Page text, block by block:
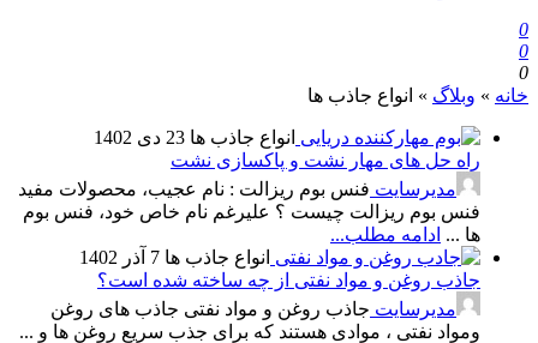
0
0
0
خانه » وبلاگ » انواع جاذب ها
انواع جاذب ها 23 دی 1402
راه حل های مهار نشت و پاکسازی نشت
مدیرسایت فنس بوم ریزالت : نام عجیب، محصولات مفید
فنس بوم ریزالت چیست ؟ علیرغم نام خاص خود، فنس بوم
ها ... ادامه مطلب...
انواع جاذب ها 7 آذر 1402
جاذب روغن و مواد نفتی از چه ساخته شده است؟
مدیرسایت جاذب روغن و مواد نفتی جاذب های روغن
ومواد نفتی ، موادی هستند که برای جذب سریع روغن ها و ...